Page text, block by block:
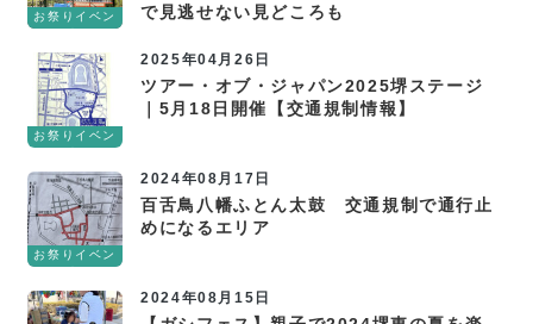
お祭りイベン
ト
で見逃せない見どころも
お祭りイベン
ト
2025年04月26日
ツアー・オブ・ジャパン2025堺ステージ
｜5月18日開催【交通規制情報】
お祭りイベン
ト
2024年08月17日
百舌鳥八幡ふとん太鼓 交通規制で通行止
めになるエリア
2024年08月15日